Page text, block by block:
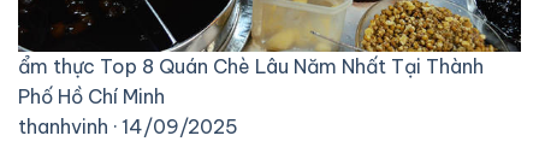
ẩm thực Top 8 Quán Chè Lâu Năm Nhất Tại Thành
Phố Hồ Chí Minh
thanhvinh · 14/09/2025